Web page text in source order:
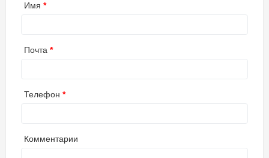
Имя
Почта
Телефон
Комментарии